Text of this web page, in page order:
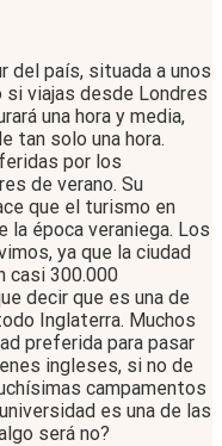
del país, situada a unos
viajas desde Londres
una hora y media,
tan solo una hora.
por los
de verano. Su
que el turismo en
época veraniega. Los
ya que la ciudad
casi 300.000
decir que es una de
Inglaterra. Muchos
preferida para pasar
ingleses, si no de
campamentos
es una de las
será no?